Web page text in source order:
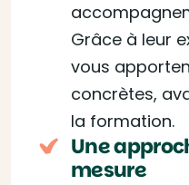
Grâce à leur
vous
concrètes,
la formation.
Une
mesure